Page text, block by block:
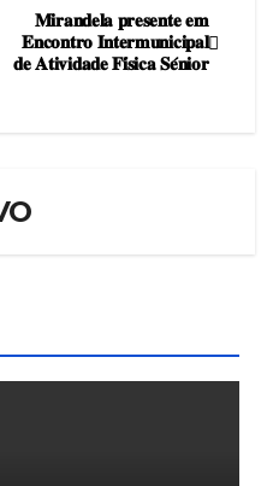
𝐌𝐢𝐫𝐚𝐧𝐝𝐞𝐥𝐚 𝐩𝐫𝐞𝐬𝐞𝐧𝐭𝐞 𝐞𝐦
𝐄𝐧𝐜𝐨𝐧𝐭𝐫𝐨 𝐈𝐧𝐭𝐞𝐫𝐦𝐮𝐧𝐢𝐜𝐢𝐩𝐚𝐥
𝐝𝐞 𝐀𝐭𝐢𝐯𝐢𝐝𝐚𝐝𝐞 𝐅𝐢́𝐬𝐢𝐜𝐚 𝐒𝐞́𝐧𝐢𝐨𝐫